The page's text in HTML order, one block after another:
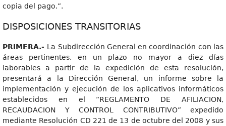
copia del pago.”.
DISPOSICIONES TRANSITORIAS
PRIMERA.- La Subdirección General en coordinación con las
áreas pertinentes, en un plazo no mayor a diez días
laborables a partir de la expedición de esta resolución,
presentará a la Dirección General, un informe sobre la
implementación y ejecución de los aplicativos informáticos
establecidos en el “REGLAMENTO DE AFILIACION,
RECAUDACION Y CONTROL CONTRIBUTIVO” expedido
mediante Resolución CD 221 de 13 de octubre del 2008 y sus